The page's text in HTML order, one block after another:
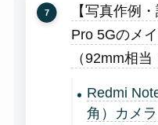
【写真作例
Pro 5Gのメ
（92mm相当
Redmi
角）カメ